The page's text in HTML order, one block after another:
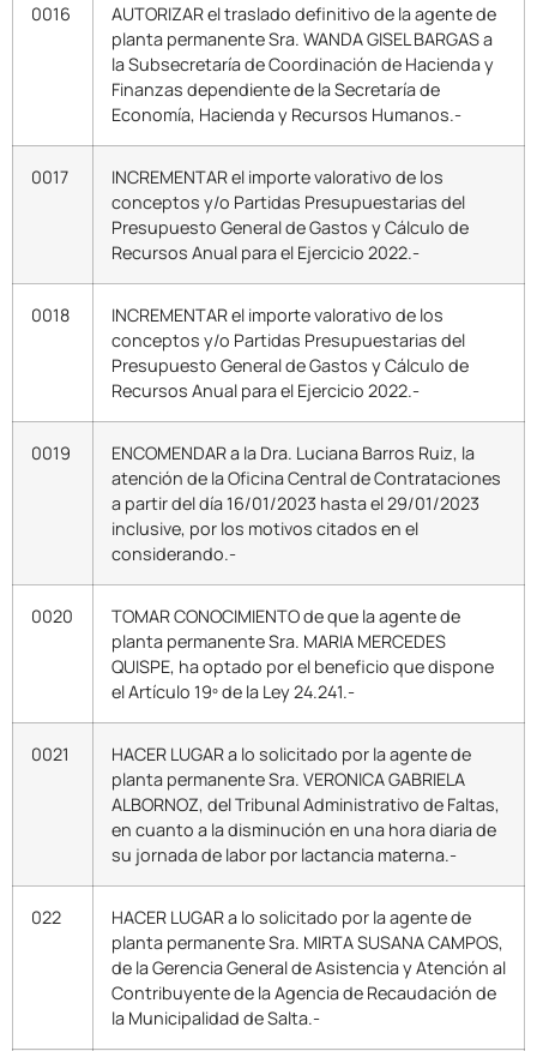
0016
AUTORIZAR el traslado definitivo de la agente de
planta permanente Sra. WANDA GISEL BARGAS a
la Subsecretaría de Coordinación de Hacienda y
Finanzas dependiente de la Secretaría de
Economía, Hacienda y Recursos Humanos.-
0017
INCREMENTAR el importe valorativo de los
conceptos y/o Partidas Presupuestarias del
Presupuesto General de Gastos y Cálculo de
Recursos Anual para el Ejercicio 2022.-
0018
INCREMENTAR el importe valorativo de los
conceptos y/o Partidas Presupuestarias del
Presupuesto General de Gastos y Cálculo de
Recursos Anual para el Ejercicio 2022.-
0019
ENCOMENDAR a la Dra. Luciana Barros Ruiz, la
atención de la Oficina Central de Contrataciones
a partir del día 16/01/2023 hasta el 29/01/2023
inclusive, por los motivos citados en el
considerando.-
0020
TOMAR CONOCIMIENTO de que la agente de
planta permanente Sra. MARIA MERCEDES
QUISPE, ha optado por el beneficio que dispone
el Artículo 19º de la Ley 24.241.-
0021
HACER LUGAR a lo solicitado por la agente de
planta permanente Sra. VERONICA GABRIELA
ALBORNOZ, del Tribunal Administrativo de Faltas,
en cuanto a la disminución en una hora diaria de
su jornada de labor por lactancia materna.-
022
HACER LUGAR a lo solicitado por la agente de
planta permanente Sra. MIRTA SUSANA CAMPOS,
de la Gerencia General de Asistencia y Atención al
Contribuyente de la Agencia de Recaudación de
la Municipalidad de Salta.-